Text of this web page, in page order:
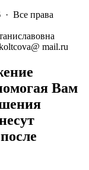
· Все права
mail.ru
Вам